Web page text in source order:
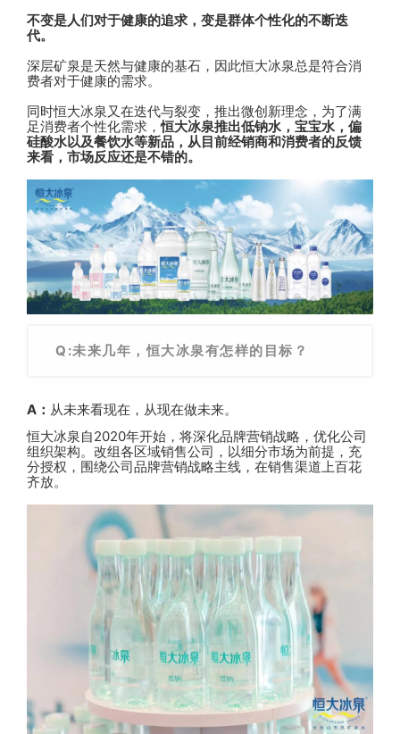
不变是人们对于健康的追求，变是群体个性化的不断迭
代。
深层矿泉是天然与健康的基石，因此恒大冰泉总是符合消
费者对于健康的需求。
同时恒大冰泉又在迭代与裂变，推出微创新理念，为了满
足消费者个性化需求，恒大冰泉推出低钠水，宝宝水，偏
硅酸水以及餐饮水等新品，从目前经销商和消费者的反馈
来看，市场反应还是不错的。
Q:未来几年，恒大冰泉有怎样的目标？
A： 从未来看现在，从现在做未来。
恒大冰泉自2020年开始，将深化品牌营销战略，优化公司
组织架构。改组各区域销售公司，以细分市场为前提，充
分授权，围绕公司品牌营销战略主线，在销售渠道上百花
齐放。